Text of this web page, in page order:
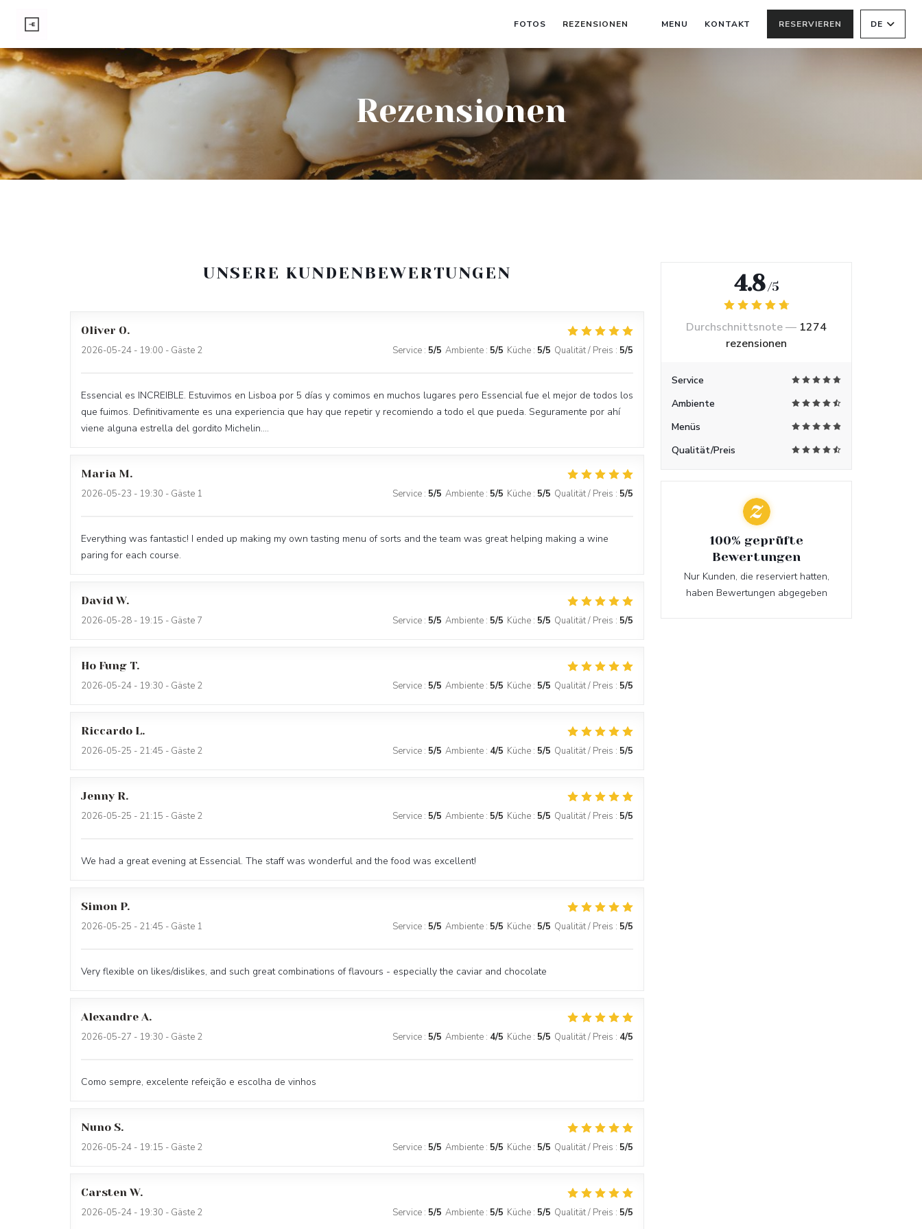
FOTOS REZENSIONEN MENU ((ÖFFNET EIN NEUES FENSTER))
KONTAKT RESERVIEREN DE
Rezensionen
UNSERE KUNDENBEWERTUNGEN
Oliver O
2026-05-24 - 19:00 - Gäste 2 Service : 5/5 Ambiente : 5/5 Küche : 5/5 Qualität / Preis : 5/5
Essencial es INCREIBLE. Estuvimos en Lisboa por 5 días y comimos en muchos lugares pero Essencial fue el mejor de todos los
que fuimos. Definitivamente es una experiencia que hay que repetir y recomiendo a todo el que pueda. Seguramente por ahí
viene alguna estrella del gordito Michelin....
Maria M
2026-05-23 - 19:30 - Gäste 1 Service : 5/5 Ambiente : 5/5 Küche : 5/5 Qualität / Preis : 5/5
Everything was fantastic! I ended up making my own tasting menu of sorts and the team was great helping making a wine
paring for each course.
David W
2026-05-28 - 19:15 - Gäste 7 Service : 5/5 Ambiente : 5/5 Küche : 5/5 Qualität / Preis : 5/5
Ho Fung T
2026-05-24 - 19:30 - Gäste 2 Service : 5/5 Ambiente : 5/5 Küche : 5/5 Qualität / Preis : 5/5
Riccardo L
2026-05-25 - 21:45 - Gäste 2 Service : 5/5 Ambiente : 4/5 Küche : 5/5 Qualität / Preis : 5/5
Jenny R
2026-05-25 - 21:15 - Gäste 2 Service : 5/5 Ambiente : 5/5 Küche : 5/5 Qualität / Preis : 5/5
We had a great evening at Essencial. The staff was wonderful and the food was excellent!
Simon P
2026-05-25 - 21:45 - Gäste 1 Service : 5/5 Ambiente : 5/5 Küche : 5/5 Qualität / Preis : 5/5
Very flexible on likes/dislikes, and such great combinations of flavours - especially the caviar and chocolate
Alexandre A
2026-05-27 - 19:30 - Gäste 2 Service : 5/5 Ambiente : 4/5 Küche : 5/5 Qualität / Preis : 4/5
Como sempre, excelente refeição e escolha de vinhos
Nuno S
2026-05-24 - 19:15 - Gäste 2 Service : 5/5 Ambiente : 5/5 Küche : 5/5 Qualität / Preis : 5/5
Carsten W
2026-05-24 - 19:30 - Gäste 2 Service : 5/5 Ambiente : 5/5 Küche : 5/5 Qualität / Preis : 5/5
4.8 /5
Durchschnittsnote — 1274
rezensionen
Service
Ambiente
Menüs
Qualität/Preis
100% geprüfte
Bewertungen
Nur Kunden, die reserviert hatten,
haben Bewertungen abgegeben